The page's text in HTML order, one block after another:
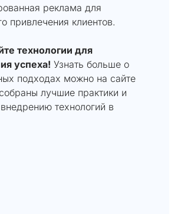
реклама для
привлечения клиентов.
технологии для
успеха! Узнать больше о
подходах можно на сайте
лучшие практики и
технологий в